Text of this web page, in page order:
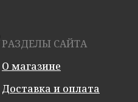
РАЗДЕЛЫ САЙТА
О магазине
Доставка и оплата